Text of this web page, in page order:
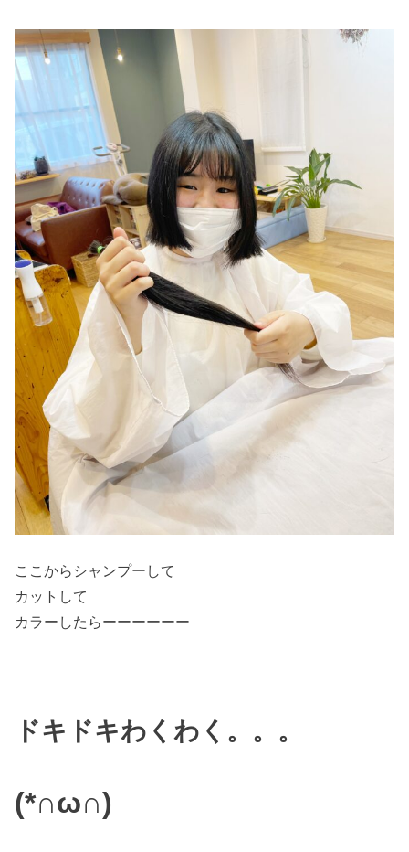
ここからシャンプーして
カットして
カラーしたらーーーーーー
ドキドキわくわく。。。
(*∩ω∩)